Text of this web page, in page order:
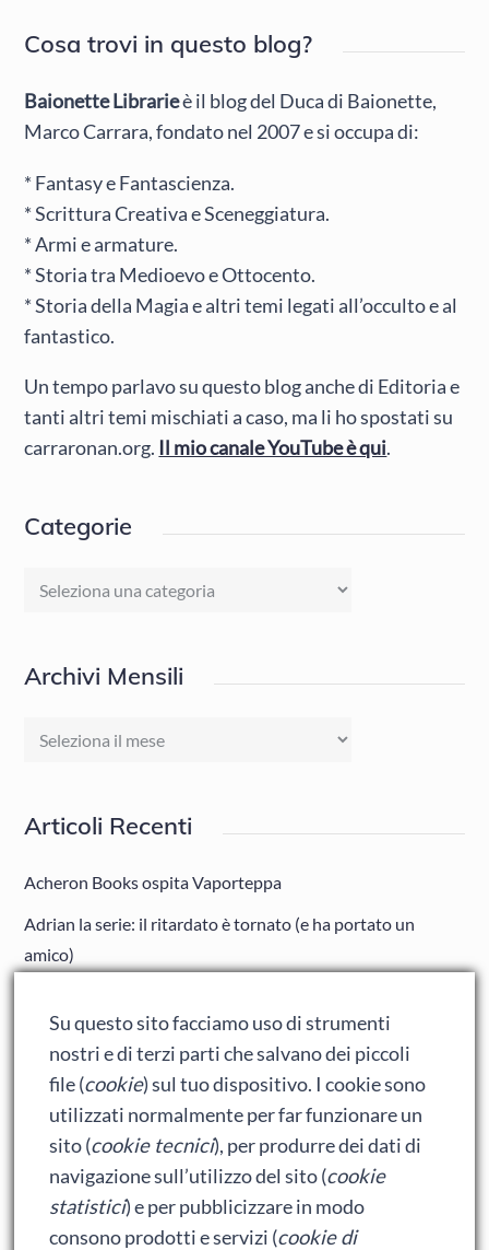
Cosa trovi in questo blog?
Baionette Librarieè il blog del Duca di Baionette,
Marco Carrara, fondato nel 2007 e si occupa di:
* Fantasy e Fantascienza.
* Scrittura Creativa e Sceneggiatura.
* Armi e armature.
* Storia tra Medioevo e Ottocento.
* Storia della Magia e altri temi legati all’occulto e al
fantastico.
Un tempo parlavo su questo blog anche di Editoria e
tanti altri temi mischiati a caso, ma li ho spostati su
carraronan.org. Il mio canale YouTube è qui.
Categorie
Categorie
Archivi Mensili
Archivi
Articoli Recenti
Acheron Books ospita Vaporteppa
Adrian la serie: il ritardato è tornato (e ha portato un
amico)
Ralph spacca Internet: analisi del film
Bumblebee: un buon film dei Transformers
Meta
Accedi
Su questo sito facciamo uso di strumenti
nostri e di terzi parti che salvano dei piccoli
file (cookie) sul tuo dispositivo. I cookie sono
utilizzati normalmente per far funzionare un
sito (cookie tecnici), per produrre dei dati di
navigazione sull’utilizzo del sito (cookie
statistici) e per pubblicizzare in modo
consono prodotti e servizi (cookie di